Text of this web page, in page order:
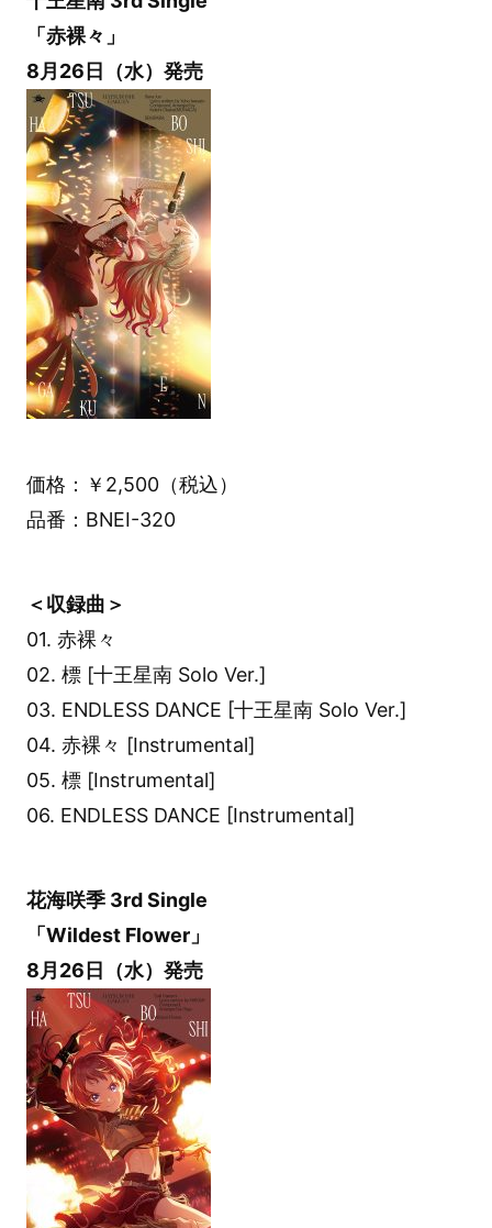
「赤裸々」
8月26日（水）発売
価格：￥2,500（税込）
品番：BNEI-320
＜収録曲＞
01. 赤裸々
02. 標 [十王星南 Solo Ver.]
03. ENDLESS DANCE [十王星南 Solo Ver.]
04. 赤裸々 [Instrumental]
05. 標 [Instrumental]
06. ENDLESS DANCE [Instrumental]
花海咲季 3rd Single
「Wildest Flower」
8月26日（水）発売